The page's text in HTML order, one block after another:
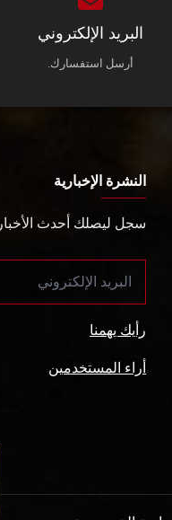
البريد الإلكتروني
أرسل استفسارك.
النشرة الإخبارية
سجل ليصلك أحدث الأخبار
رأيك يهمنا
أراء المستخدمين